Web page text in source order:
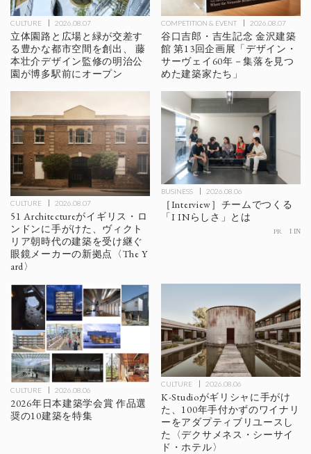
CULTURE 2026.08.07
立体園路と広場と緑が交差す
る豊かな都市空間を創出、 藤
本壮介デザイン監修の明治公
園が博多駅前にオープン
COMPETITION & EVENT 2026.08.07
谷口吉郎・吉生記念 金沢建築
館 第13回企画展「デザイン・
サーヴェイ60年－集落を見つ
めた建築家たち」
CULTURE 2026.08.07
51 Architectureがイギリス・ロ
ンドンに手がけた、ヴィクト
リア朝時代の建築を受け継ぐ
眼鏡メーカーの新拠点〈The Y
ard〉
BUSINESS 2026.08.06
［Interview］チームでつくる
「I INらしさ」とは
PR I IN
CULTURE 2026.08.06
2026年日本建築学会賞 作品選
奨の10建築を特集
CULTURE 2026.08.06
K-Studioがギリシャに手がけ
た、100年手付かずのワイナリ
ーをアダプティブリユースし
た〈デクサメネス・シーサイ
ド・ホテル〉